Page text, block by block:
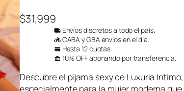
$31,999
Envíos discretos a todo el país.
CABA y GBA envíos en el día.
Hasta 12 cuotas.
10% OFF abonando por transferencia.
Descubre el pijama sexy de Luxuria